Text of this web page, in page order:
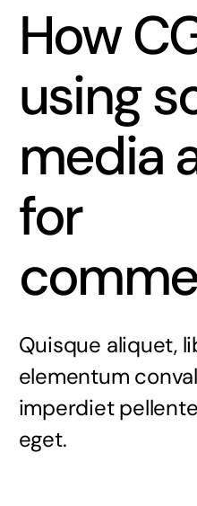
How
using
media
for
Quisque aliquet,
elementum
imperdiet
eget.